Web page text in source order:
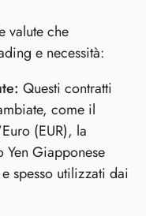
valute che
e necessità:
Questi contratti
come il
(EUR), la
Yen Giapponese
spesso utilizzati dai